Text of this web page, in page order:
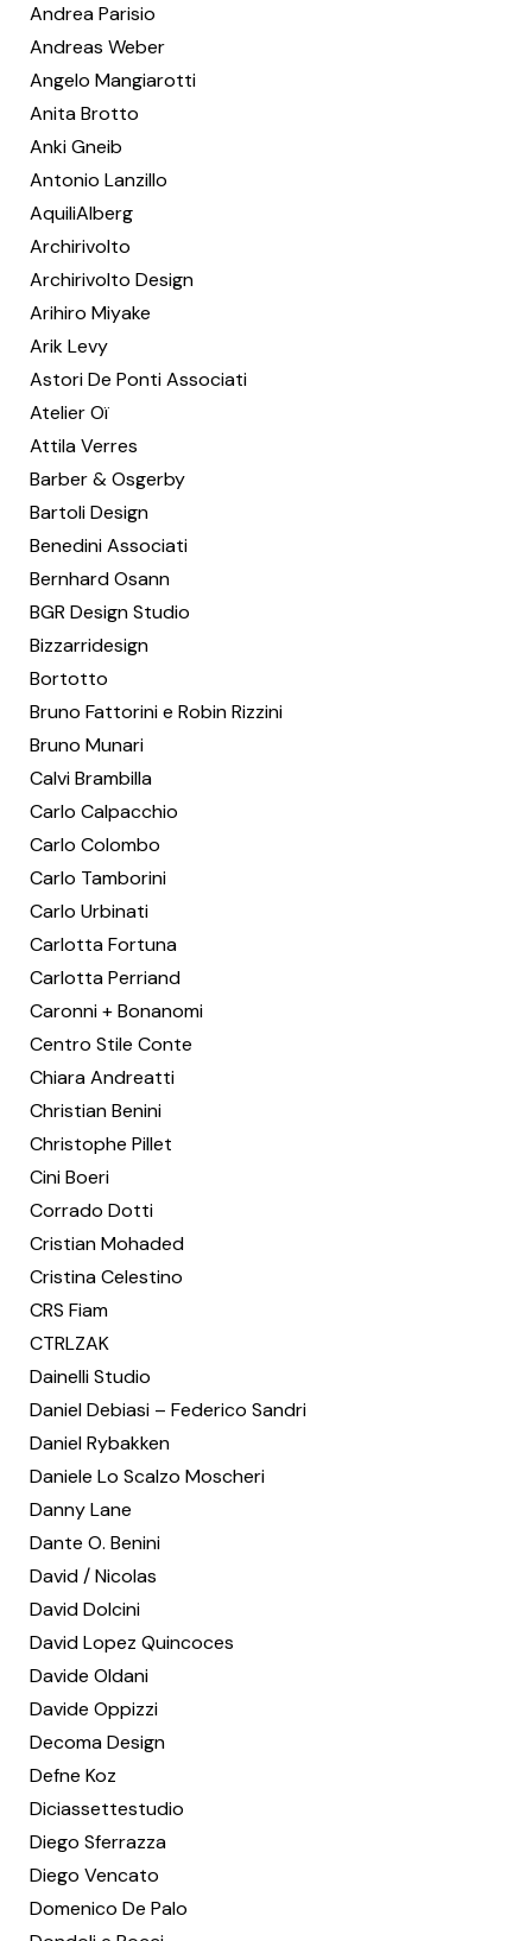
Andrea Parisio
Andreas Weber
Angelo Mangiarotti
Anita Brotto
Anki Gneib
Antonio Lanzillo
AquiliAlberg
Archirivolto
Archirivolto Design
Arihiro Miyake
Arik Levy
Astori De Ponti Associati
Atelier Oï
Attila Verres
Barber & Osgerby
Bartoli Design
Benedini Associati
Bernhard Osann
BGR Design Studio
Bizzarridesign
Bortotto
Bruno Fattorini e Robin Rizzini
Bruno Munari
Calvi Brambilla
Carlo Calpacchio
Carlo Colombo
Carlo Tamborini
Carlo Urbinati
Carlotta Fortuna
Carlotta Perriand
Caronni + Bonanomi
Centro Stile Conte
Chiara Andreatti
Christian Benini
Christophe Pillet
Cini Boeri
Corrado Dotti
Cristian Mohaded
Cristina Celestino
CRS Fiam
CTRLZAK
Dainelli Studio
Daniel Debiasi – Federico Sandri
Daniel Rybakken
Daniele Lo Scalzo Moscheri
Danny Lane
Dante O. Benini
David / Nicolas
David Dolcini
David Lopez Quincoces
Davide Oldani
Davide Oppizzi
Decoma Design
Defne Koz
Diciassettestudio
Diego Sferrazza
Diego Vencato
Domenico De Palo